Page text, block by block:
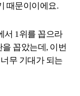
때문이이에요.
서 1위를 꼽으라
을 꼽았는데, 이번
무 기대가 되는